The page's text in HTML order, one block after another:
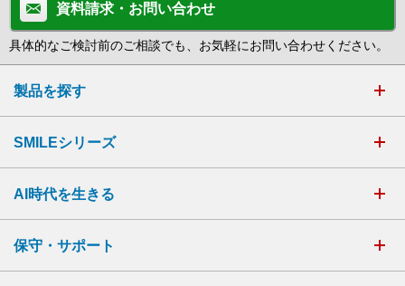
資料請求・お問い合わせ
具体的なご検討前のご相談でも、お気軽にお問い合わせください。
製品を探す
SMILEシリーズ
AI時代を生きる
保守・サポート